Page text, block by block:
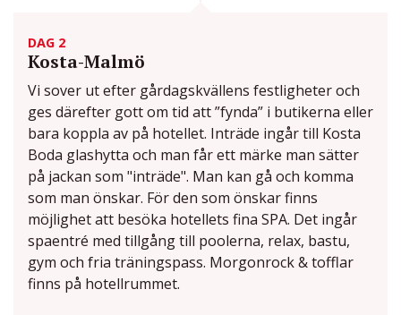
DAG 2
Kosta-Malmö
Vi sover ut efter gårdagskvällens festligheter och
ges därefter gott om tid att ”fynda” i butikerna eller
bara koppla av på hotellet. Inträde ingår till Kosta
Boda glashytta och man får ett märke man sätter
på jackan som "inträde". Man kan gå och komma
som man önskar. För den som önskar finns
möjlighet att besöka hotellets fina SPA. Det ingår
spaentré med tillgång till poolerna, relax, bastu,
gym och fria träningspass. Morgonrock & tofflar
finns på hotellrummet.